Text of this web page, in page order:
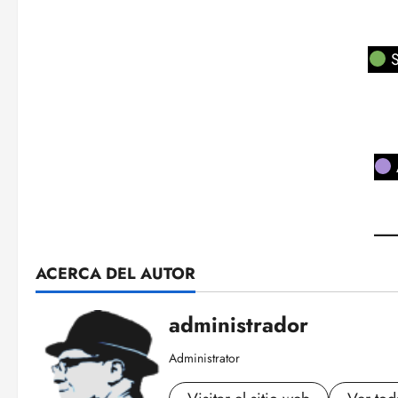
ACERCA DEL AUTOR
administrador
Administrator